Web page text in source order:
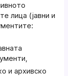
лица (јавни и
и архивско